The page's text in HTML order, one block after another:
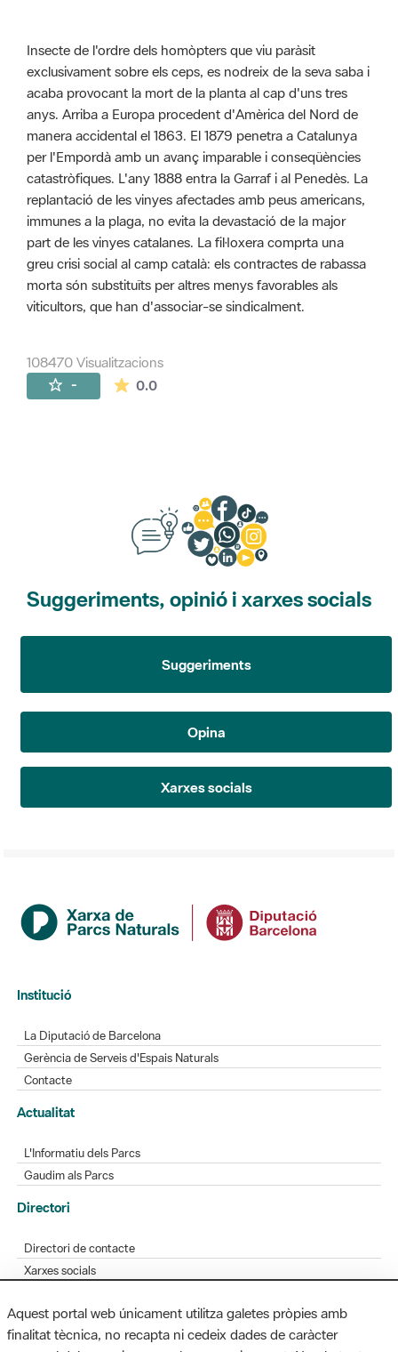
Insecte de l'ordre dels homòpters que viu paràsit
exclusivament sobre els ceps, es nodreix de la seva saba i
acaba provocant la mort de la planta al cap d'uns tres
anys. Arriba a Europa procedent d'Amèrica del Nord de
manera accidental el 1863. El 1879 penetra a Catalunya
per l'Empordà amb un avanç imparable i conseqüències
catastròfiques. L'any 1888 entra la Garraf i al Penedès. La
replantació de les vinyes afectades amb peus americans,
immunes a la plaga, no evita la devastació de la major
part de les vinyes catalanes. La fil·loxera comprta una
greu crisi social al camp català: els contractes de rabassa
morta són substituïts per altres menys favorables als
viticultors, que han d'associar-se sindicalment.
108470 Visualitzacions
- 0.0La mitjana de les valoracions és de 0
Suggeriments, opinió i xarxes socials
Suggeriments
Opina
Xarxes socials
Institució
La Diputació de Barcelona
Gerència de Serveis d'Espais Naturals
Contacte
Actualitat
L'Informatiu dels Parcs
Gaudim als Parcs
Directori
Directori de contacte
Xarxes socials
Bústia de suggeriments
Opineu sobre els parcs
Aquest portal web únicament utilitza galetes pròpies amb
finalitat tècnica, no recapta ni cedeix dades de caràcter